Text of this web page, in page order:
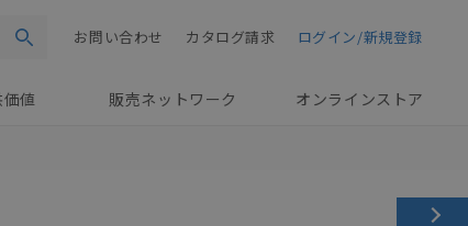
検索 ログイン/新規登録
カタログ請求
お問い合わせ
値 販売ネットワーク オンラインストア